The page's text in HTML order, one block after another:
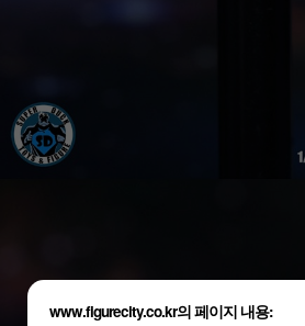
www.figurecity.co.kr의 페이지 내용: